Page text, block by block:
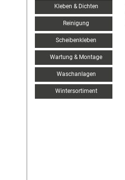
Kleben & Dichten
Reinigung
Scheibenkleben
Wartung & Montage
Waschanlagen
Wintersortiment